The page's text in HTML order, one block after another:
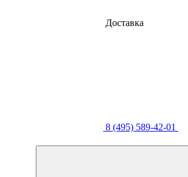
Доставка
8 (495) 589-42-01